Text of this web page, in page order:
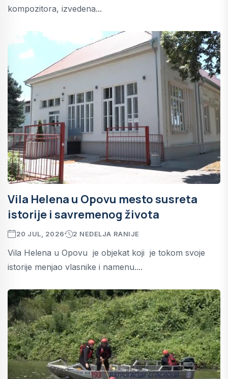
kompozitora, izvedena...
Vila Helena u Opovu mesto susreta
istorije i savremenog života
20 JUL, 2026 2 NEDELJA RANIJE
Vila Helena u Opovu je objekat koji je tokom svoje
istorije menjao vlasnike i namenu....